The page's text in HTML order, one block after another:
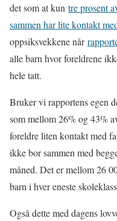
det som at kun tre prosent
sammen har lite kontakt
oppsiksvekkene når
alle barn hvor foreldrene
hele tatt.
Bruker vi rapportens egen
som mellom 26% og 43%
foreldre liten kontakt med
ikke bor sammen med
måned. Det er mellom 26
barn i hver eneste
Også dette med dagens